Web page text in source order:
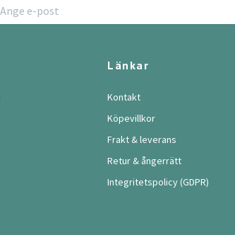
Länkar
Kontakt
Köpevillkor
Frakt & leverans
Retur & ångerrätt
Integritetspolicy (GDPR)